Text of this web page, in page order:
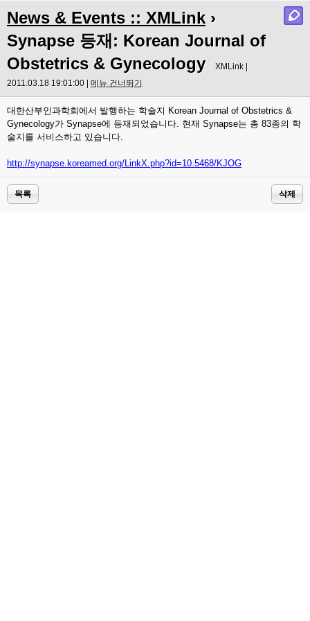
News & Events :: XMLink ›
Synapse 등재: Korean Journal of
Obstetrics & Gynecology
XMLink |
2011.03.18 19:01:00 | 메뉴 건너뛰기
대한산부인과학회에서 발행하는 학술지 Korean Journal of Obstetrics &
Gynecology가 Synapse에 등재되었습니다. 현재 Synapse는 총 83종의 학
술지를 서비스하고 있습니다.
http://synapse.koreamed.org/LinkX.php?id=10.5468/KJOG
목록 삭제